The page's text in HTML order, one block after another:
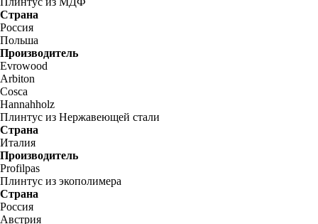
Страна
Россия
Польша
Производитель
Evrowood
Arbiton
Cosca
Hannahholz
Плинтус из Нержавеющей стали
Страна
Италия
Производитель
Profilpas
Плинтус из экополимера
Страна
Россия
Австрия